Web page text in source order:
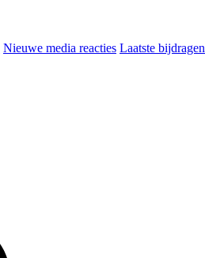
Nieuwe media reacties Laatste bijdragen